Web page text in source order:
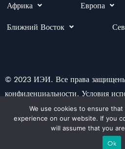
Африка Европа
Ближний Восток
© 2023 ИЭИ. Все права
конфиденциальности, Условия
наилучшего просмотра веб-сайта
версию Chrome/Firefox/Safari/
Разработано маркетинговым
We use cookies to ensure
experience on our website. If you
will assume that you
Ok